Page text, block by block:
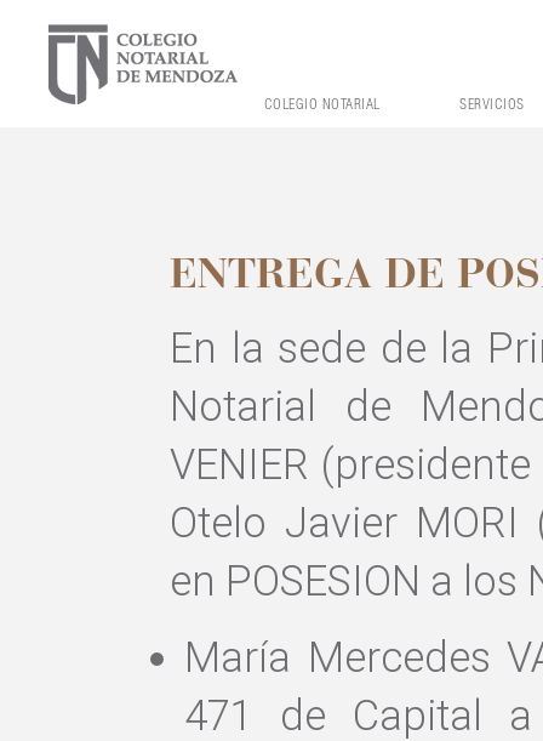
COLEGIO NOTARIAL SERVICIOS
ENTREGA DE
En la sede de la
Notarial de
VENIER
Otelo Javier
en POSESION a los
María Mercedes
471 de Capital